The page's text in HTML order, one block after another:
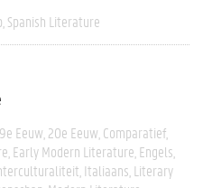
Spanish Literature
Eeuw 20e Eeuw Comparatief
Early Modern Literature Engels
Italiaans Literary